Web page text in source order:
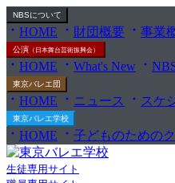
NBSについて
HOME 財団概要 事業
公演 （日本舞台芸術振興会）
HOME What's New
東京バレエ団
HOME ニュース スケ
東京バレエ学校
HOME 子どものための
生徒専用サイト